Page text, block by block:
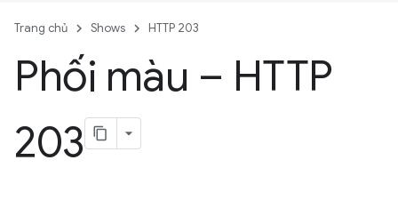
Trang chủ Shows HTTP 203
Phối màu – HTTP
203